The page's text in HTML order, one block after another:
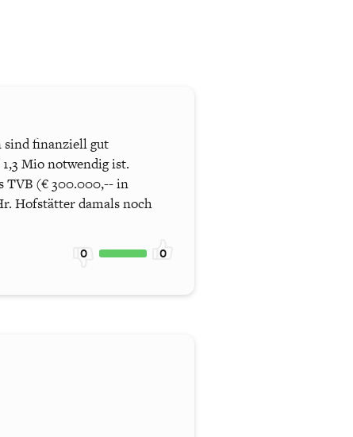
sind finanziell gut
Mio notwendig ist.
TVB (€ 300.000,-- in
Hofstätter damals noch
0 0